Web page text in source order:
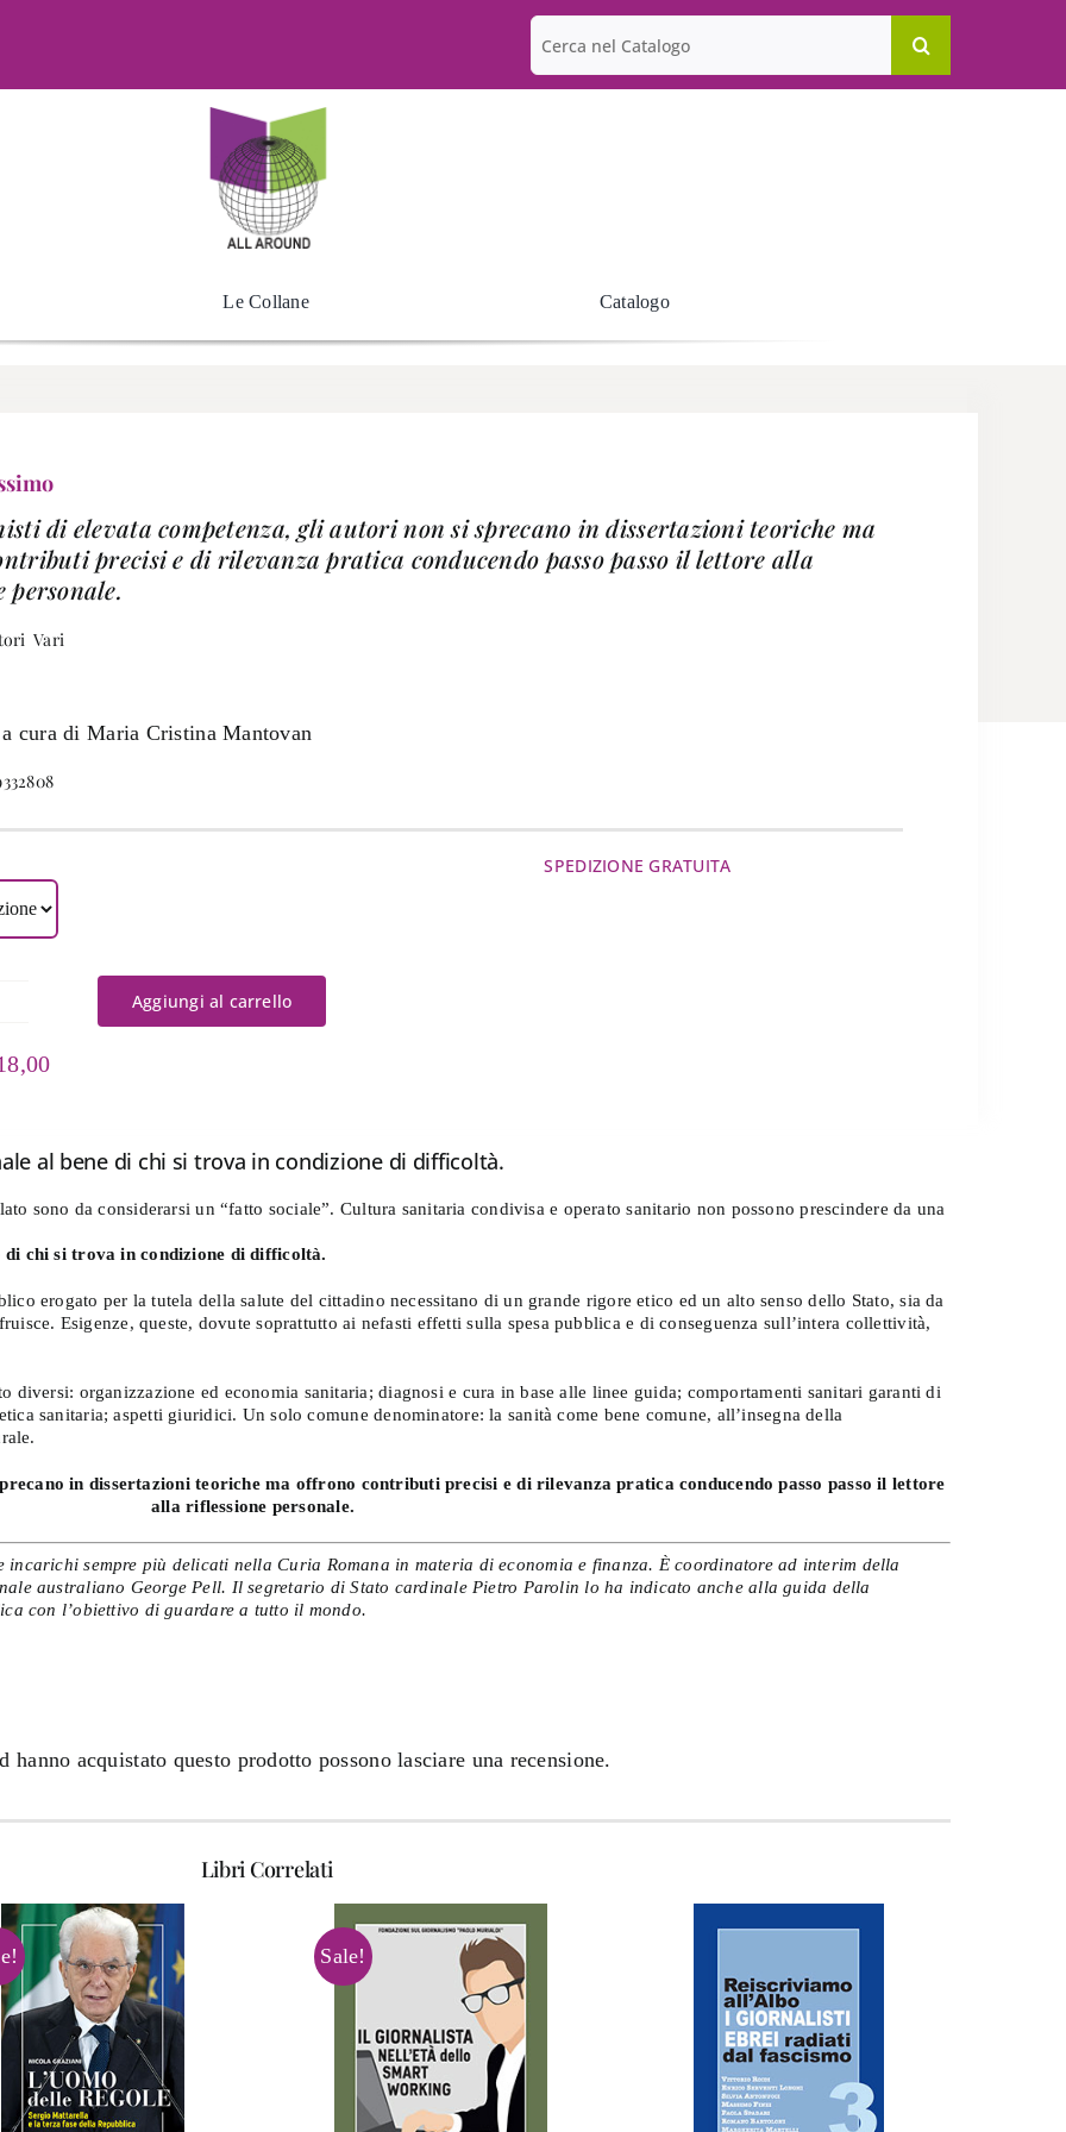
Cerca
per:
Le Collane Catalogo
di elevata competenza, gli autori non si sprecano in dissertazioni teoriche ma
precisi e di rilevanza pratica conducendo passo passo il lettore alla
personale.
Vari
cura di Maria Cristina Mantovan
Aggiungi al carrello
Fascia
€ 7,99
€ 18,00
SPEDIZIONE GRATUITA
al bene di chi si trova in condizione di difficoltà.
sono da considerarsi un “fatto sociale”. Cultura sanitaria condivisa e operato sanitario non possono prescindere da una
di chi si trova in condizione di difficoltà.
erogato per la tutela della salute del cittadino necessitano di un grande rigore etico ed un alto senso dello Stato, sia da
Esigenze, queste, dovute soprattutto ai nefasti effetti sulla spesa pubblica e di conseguenza sull’intera collettività,
diversi: organizzazione ed economia sanitaria; diagnosi e cura in base alle linee guida; comportamenti sanitari garanti di
sanitaria; aspetti giuridici. Un solo comune denominatore: la sanità come bene comune, all’insegna della
in dissertazioni teoriche ma offrono contributi precisi e di rilevanza pratica conducendo passo passo il lettore
alla riflessione personale.
incarichi sempre più delicati nella Curia Romana in materia di economia e finanza. È coordinatore ad interim della
australiano George Pell. Il segretario di Stato cardinale Pietro Parolin lo ha indicato anche alla guida della
con l’obiettivo di guardare a tutto il mondo.
acquistato questo prodotto possono lasciare una recensione.
Libri Correlati
Sale!